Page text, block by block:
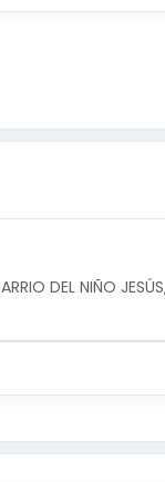
DEL NIÑO